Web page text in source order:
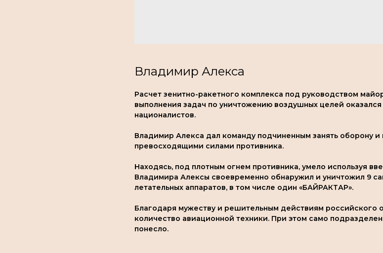
Владимир Алекса
Расчет зенитно-ракетного комплекса под руководством
выполнения задач по уничтожению воздушных целей
националистов.
Владимир Алекса дал команду подчиненным занять оборону и
превосходящими силами противника.
Находясь, под плотным огнем противника, умело используя
Владимира Алексы своевременно обнаружил и уничтожил 9
летательных аппаратов, в том числе один «БАЙРАКТАР».
Благодаря мужеству и решительным действиям
количество авиационной техники. При этом само
понесло.